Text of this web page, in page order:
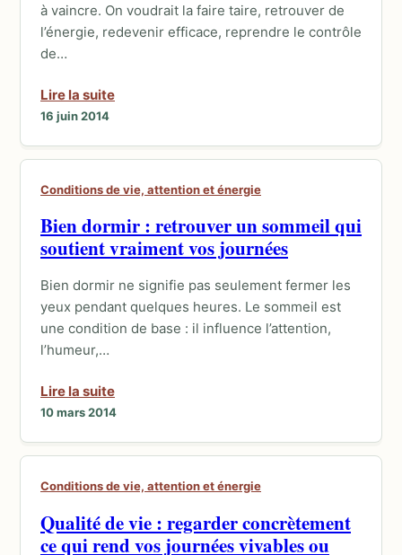
à vaincre. On voudrait la faire taire, retrouver de
l’énergie, redevenir efficace, reprendre le contrôle
de…
Lire la suite
16 juin 2014
Conditions de vie, attention et énergie
Bien dormir : retrouver un sommeil qui
soutient vraiment vos journées
Bien dormir ne signifie pas seulement fermer les
yeux pendant quelques heures. Le sommeil est
une condition de base : il influence l’attention,
l’humeur,…
Lire la suite
10 mars 2014
Conditions de vie, attention et énergie
Qualité de vie : regarder concrètement
ce qui rend vos journées vivables ou